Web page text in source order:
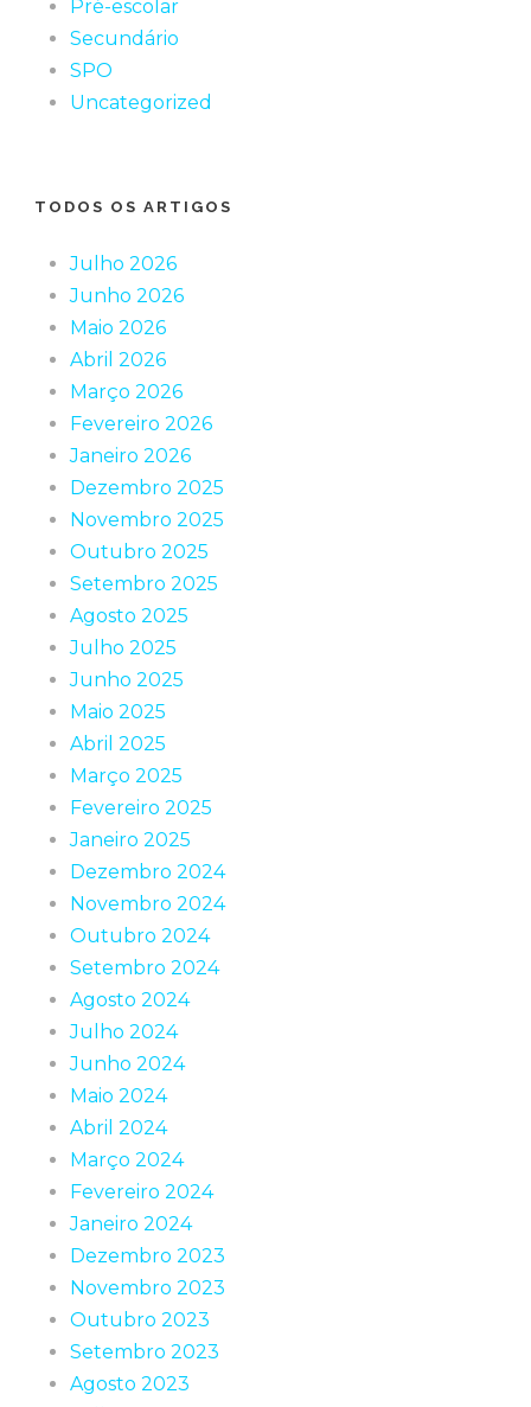
Pré-escolar
Secundário
SPO
Uncategorized
TODOS OS ARTIGOS
Julho 2026
Junho 2026
Maio 2026
Abril 2026
Março 2026
Fevereiro 2026
Janeiro 2026
Dezembro 2025
Novembro 2025
Outubro 2025
Setembro 2025
Agosto 2025
Julho 2025
Junho 2025
Maio 2025
Abril 2025
Março 2025
Fevereiro 2025
Janeiro 2025
Dezembro 2024
Novembro 2024
Outubro 2024
Setembro 2024
Agosto 2024
Julho 2024
Junho 2024
Maio 2024
Abril 2024
Março 2024
Fevereiro 2024
Janeiro 2024
Dezembro 2023
Novembro 2023
Outubro 2023
Setembro 2023
Agosto 2023